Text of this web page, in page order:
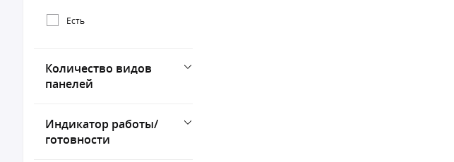
Есть
Количество видов
панелей
Индикатор работы/
готовности